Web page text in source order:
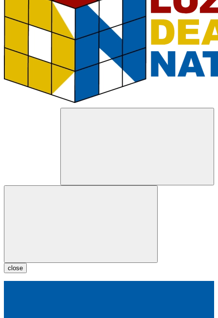
close